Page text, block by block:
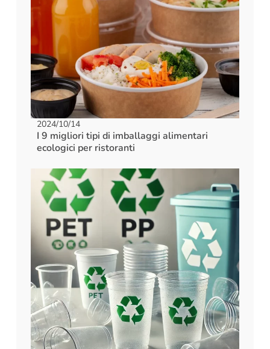
2024/10/14
I 9 migliori tipi di imballaggi alimentari
ecologici per ristoranti